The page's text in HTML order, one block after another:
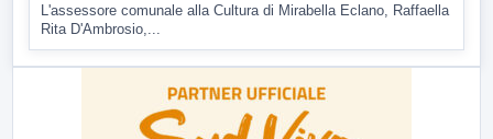
L'assessore comunale alla Cultura di Mirabella Eclano, Raffaella
Rita D'Ambrosio,...